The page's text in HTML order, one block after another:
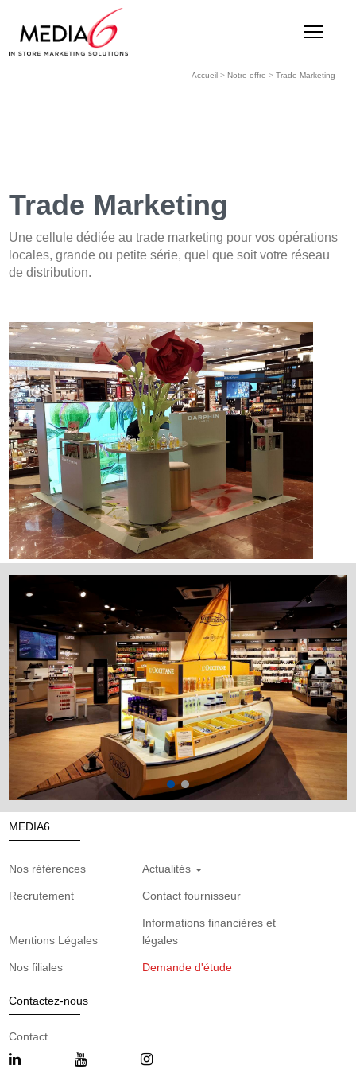
Accueil> Notre offre > Trade Marketing
Trade Marketing
Une cellule dédiée au trade marketing pour vos opérations
locales, grande ou petite série, quel que soit votre réseau
de distribution.
Next
MEDIA6
Nos références Actualités
Recrutement Contact fournisseur
Mentions Légales
Informations financières et
légales
Nos filiales Demande d'étude
Contactez-nous
Contact